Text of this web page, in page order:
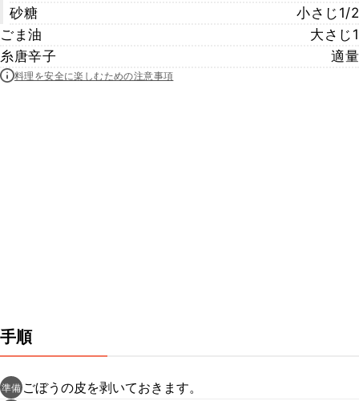
砂糖
小さじ1/2
ごま油
大さじ1
糸唐辛子
適量
料理を安全に楽しむための注意事項
手順
準備 ごぼうの皮を剥いておきます。